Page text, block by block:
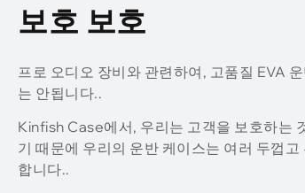
보호 보호
프로 오디오 장비와 관련하여, 고품질 EVA
는 안됩니다..
Kinfish Case에서, 우리는 고객을 보호하는
기 때문에 우리의 운반 케이스는 여러 두껍
합니다..